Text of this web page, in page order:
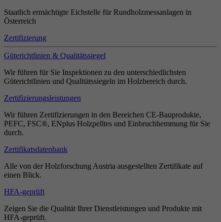
Staatlich ermächtigte Eichstelle für Rundholzmessanlagen in
Österreich
Zertifizierung
Güterichtlinien & Qualitätssiegel
Wir führen für Sie Inspektionen zu den unterschiedlichsten
Güterichtlinien und Qualitätssiegeln im Holzbereich durch.
Zertifizierungsleistungen
Wir führen Zertifizierungen in den Bereichen CE-Bauprodukte,
PEFC, FSC®, ENplus Holzpelltes und Einbruchhemmung für Sie
durch.
Zertifikatsdatenbank
Alle von der Holzforschung Austria ausgestellten Zertifikate auf
einen Blick.
HFA-geprüft
Zeigen Sie die Qualität Ihrer Dienstleistungen und Produkte mit
HFA-geprüft.